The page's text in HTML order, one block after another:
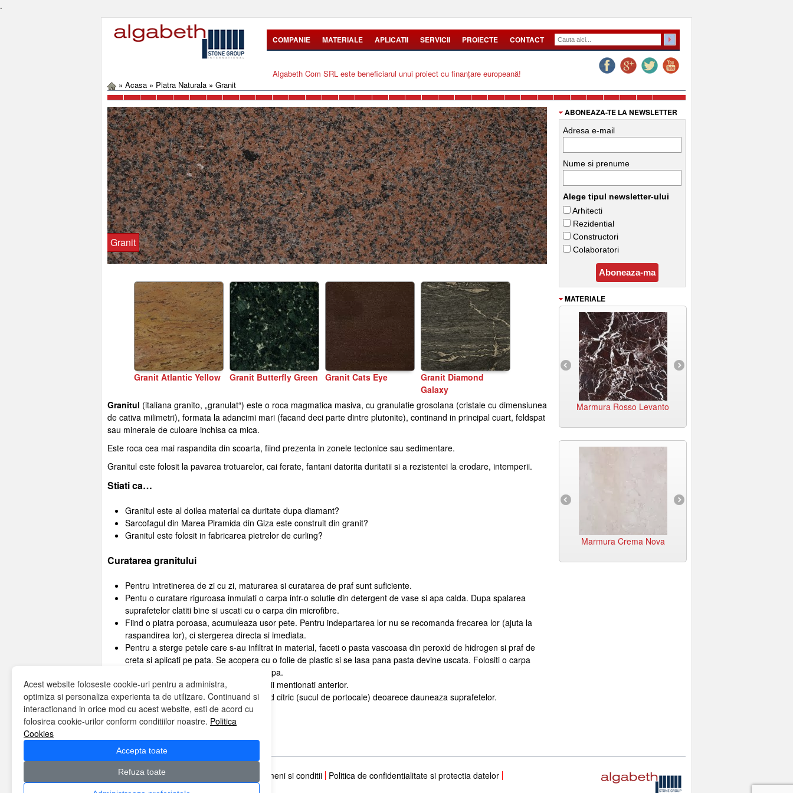
.
Acest website foloseste cookie-uri pentru a administra,
optimiza si personaliza experienta ta de utilizare. Continuand si
interactionand in orice mod cu acest website, esti de acord cu
folosirea cookie-urilor conform conditiilor noastre. Politica
Cookies
Accepta toate
Refuza toate
COMPANIE MATERIALE APLICATII SERVICII PROIECTE CONTACT
Algabeth Com SRL este beneficiarul unui proiect cu finanțare europeană!
» Acasa » Piatra Naturala » Granit
Granit
Granit Atlantic Yellow Granit Butterfly Green Granit Cats Eye
Granit Diamond
Galaxy
Granit Emerald Green
Granitul (italiana granito, „granulat“) este o roca magmatica masiva, cu granulatie grosolana (cristale cu dimensiunea
de cativa milimetri), formata la adancimi mari (facand deci parte dintre plutonite), continand in principal cuart, feldspat
sau minerale de culoare inchisa ca mica.
Este roca cea mai raspandita din scoarta, fiind prezenta in zonele tectonice sau sedimentare.
Granitul este folosit la pavarea trotuarelor, cai ferate, fantani datorita duritatii si a rezistentei la erodare, intemperii.
Stiati ca…
Granitul este al doilea material ca duritate dupa diamant?
Sarcofagul din Marea Piramida din Giza este construit din granit?
Granitul este folosit in fabricarea pietrelor de curling?
Curatarea granitului
Pentru intretinerea de zi cu zi, maturarea si curatarea de praf sunt suficiente.
Pentu o curatare riguroasa inmuiati o carpa intr-o solutie din detergent de vase si apa calda. Dupa spalarea
suprafetelor clatiti bine si uscati cu o carpa din microfibre.
Fiind o piatra poroasa, acumuleaza usor pete. Pentru indepartarea lor nu se recomanda frecarea lor (ajuta la
raspandirea lor), ci stergerea directa si imediata.
Pentru a sterge petele care s-au infiltrat in material, faceti o pasta vascoasa din peroxid de hidrogen si praf de
creta si aplicati pe pata. Se acopera cu o folie de plastic si se lasa pana pasta devine uscata. Folositi o carpa
pentru a sterge pasta si clatiti bine cu apa.
Daca nu s-a indepartat pata reluati pasii mentionati anterior.
Evitati varsarea de lichide ce contin acid citric (sucul de portocale) deoarece dauneaza suprafetelor.
ABONEAZA-TE LA NEWSLETTER
Adresa e-mail
Nume si prenume
Alege tipul newsletter-ului
Arhitecti
Rezidential
Constructori
Colaboratori
MATERIALE
Marmura Crema Marfil Alba Marmura Rosso Levanto
Marmura Crema Nova
Home Despre noi Termeni si conditii Politica de confidentialitate si protectia datelor
Politica cookies Contact